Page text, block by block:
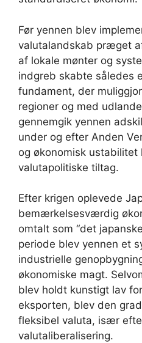
Før yennen blev
valutalandskab præget
af lokale mønter og
indgreb skabte således
fundament, der
regioner og med
gennemgik yennen
under og efter Anden
og økonomisk
valutapolitiske tiltag.
Efter krigen oplevede
bemærkelsesværdig
omtalt som “det
periode blev yennen et
industrielle
økonomiske magt.
blev holdt kunstigt lav
eksporten, blev den
fleksibel valuta, især
valutaliberalisering.